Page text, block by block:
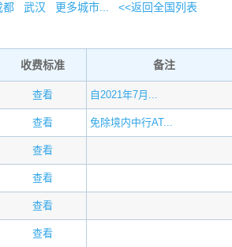
都 武汉 更多城市... <<返回全国列表
收费标准 备注
查看 自2021年7月...
查看 免除境内中行AT...
查看
查看
查看
查看